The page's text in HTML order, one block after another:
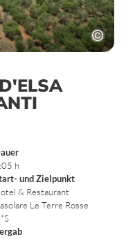
h
und Zielpunkt
& Restaurant
Le Terre Rosse